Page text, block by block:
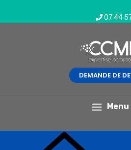
07 44
DEMANDE DE
Menu
L'actualité du